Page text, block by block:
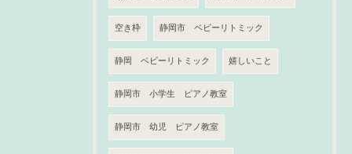
空き枠 静岡市 ベビーリトミック
静岡 ベビーリトミック 嬉しいこと
静岡市 小学生 ピアノ教室
静岡市 幼児 ピアノ教室